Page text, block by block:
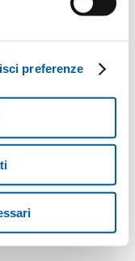
preferenze